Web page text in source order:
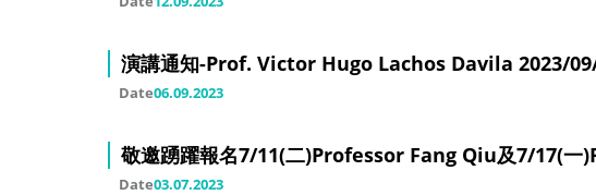
演講通知-Prof. Victor Hugo Lachos Davila 2023/
Date06.09.2023
敬邀踴躍報名7/11(二)Professor Fang Qiu及7/17(一
Date03.07.2023